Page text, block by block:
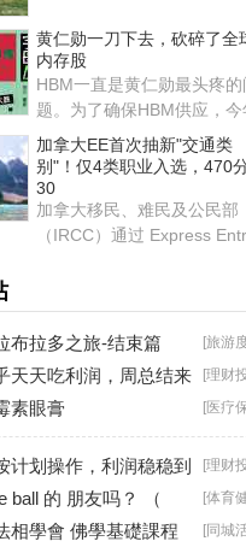
黄仁勋一刀下去，砍碎了全
内存股
HBM一直是黄仁勋最头疼的
题。为了确保HBM供应，今
6月，黄仁勋带着团队跑遍了
洲
加拿大EE首次抽新"交通类
别"！仅4类职业入选，470
30
加拿大移民、难民及公民部
（IRCC）通过 Express
[旅游
布拉多之旅-结束篇
[理财
天天吃利润，周总结来
[医疗
素眼膏
[理财
计划操作，利润稳稳到
[体育
ball 的 朋友吗？ （
[同城
相學會 佛學基礎課程